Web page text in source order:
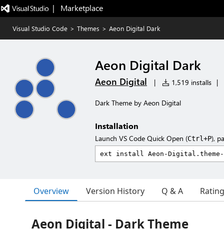
|   Marketplace
Visual Studio Code > Themes > Aeon Digital Dark
Aeon Digital Dark
Aeon Digital | 1,519 installs |
Dark Theme by Aeon Digital
Installation
Launch VS Code Quick Open (Ctrl+P),
Overview Version History Q & A
Aeon Digital - Dark Theme